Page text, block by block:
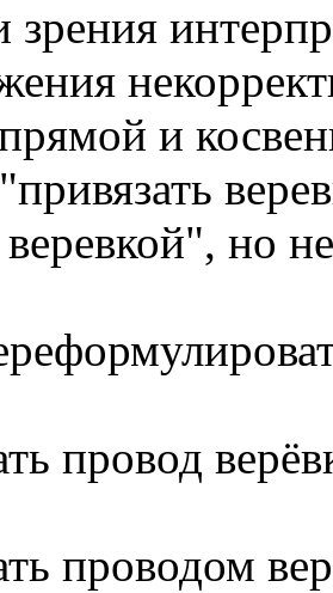
зрения
и
но
провод
проводом